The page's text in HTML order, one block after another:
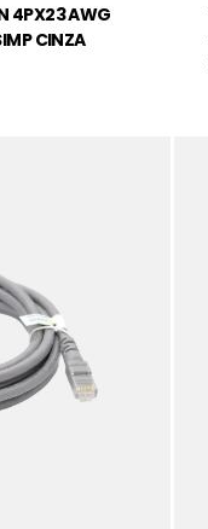
4PX23 AWG
CINZA